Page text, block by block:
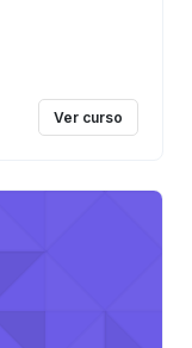
Ver curso